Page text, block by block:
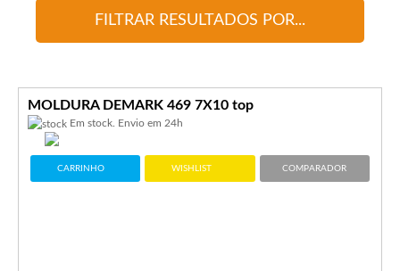
FILTRAR RESULTADOS POR...
MOLDURA DEMARK 469 7X10 top
Em stock. Envio em 24h
CARRINHO WISHLIST COMPARADOR